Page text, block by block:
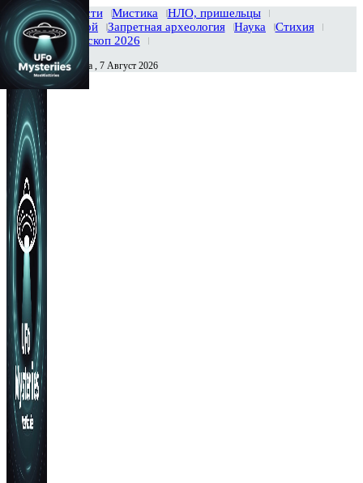
Главная Новости Мистика
НЛО, пришельцы
Тайны вселенной
Запретная археология Наука
Стихия
История
Гороскоп 2026
Сегодня Пятница , 7 Август 2026